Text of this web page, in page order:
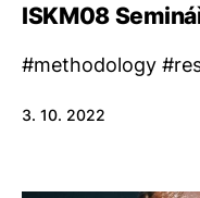
ISKM08
#methodology
3. 10. 2022